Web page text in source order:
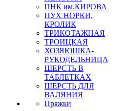
ПНК им.КИРОВА
ПУХ НОРКИ,
КРОЛИК
ТРИКОТАЖНАЯ
ТРОИЦКАЯ
ХОЗЯЮШКА-
РУКОДЕЛЬНИЦА
ШЕРСТЬ В
ТАБЛЕТКАХ
ШЕРСТЬ ДЛЯ
ВАЛЯНИЯ
Пряжки